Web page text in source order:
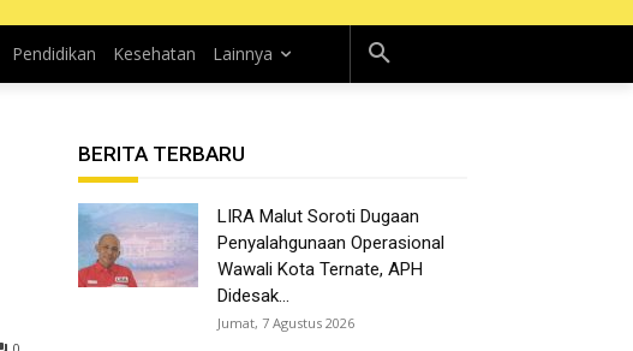
Pendidikan Kesehatan Lainnya
BERITA TERBARU
LIRA Malut Soroti Dugaan
Penyalahgunaan Operasional
Wawali Kota Ternate, APH
Didesak...
Jumat, 7 Agustus 2026